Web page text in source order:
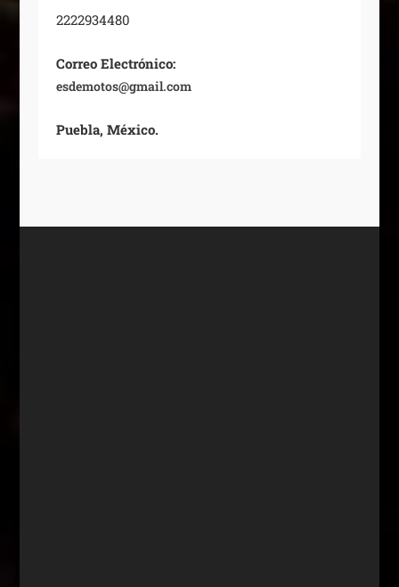
2222934480
Correo Electrónico:
esdemotos@gmail.com
Puebla, México.